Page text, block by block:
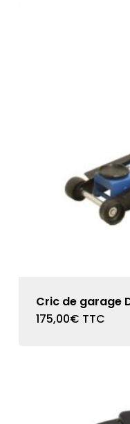
Cric de garage
175,00€ TTC